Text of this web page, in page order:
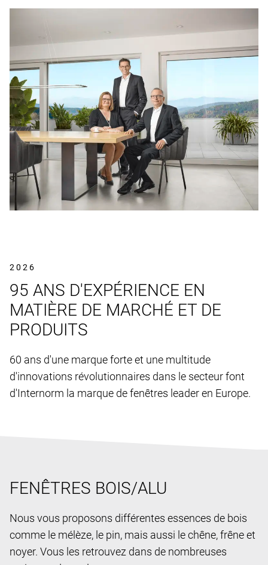
2026
95 ANS D'EXPÉRIENCE EN
MATIÈRE DE MARCHÉ ET DE
PRODUITS
60 ans d'une marque forte et une multitude
d'innovations révolutionnaires dans le secteur font
d'Internorm la marque de fenêtres leader en Europe.
FENÊTRES BOIS/ALU
Nous vous proposons différentes essences de bois
comme le mélèze, le pin, mais aussi le chêne, frêne et
noyer. Vous les retrouvez dans de nombreuses